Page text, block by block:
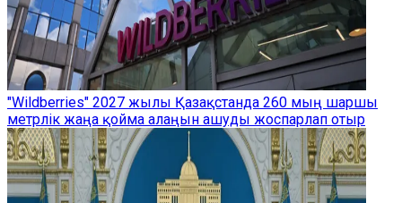
"Wildberries" 2027 жылы Қазақстанда 260 мың шаршы
метрлік жаңа қойма алаңын ашуды жоспарлап отыр